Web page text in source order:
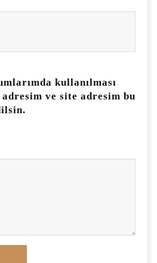
kullanılması
ve site adresim bu